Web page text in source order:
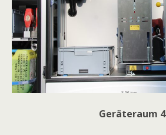
Geräteraum 4